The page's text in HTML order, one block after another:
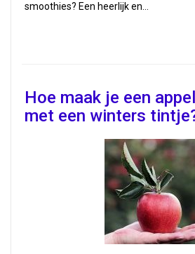
smoothies? Een heerlijk en…
Hoe maak je een
met een winters